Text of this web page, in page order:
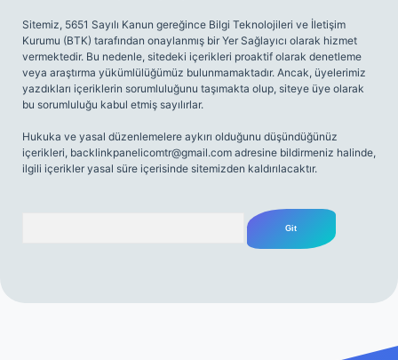
Sitemiz, 5651 Sayılı Kanun gereğince Bilgi Teknolojileri ve İletişim
Kurumu (BTK) tarafından onaylanmış bir Yer Sağlayıcı olarak hizmet
vermektedir. Bu nedenle, sitedeki içerikleri proaktif olarak denetleme
veya araştırma yükümlülüğümüz bulunmamaktadır. Ancak, üyelerimiz
yazdıkları içeriklerin sorumluluğunu taşımakta olup, siteye üye olarak
bu sorumluluğu kabul etmiş sayılırlar.
Hukuka ve yasal düzenlemelere aykırı olduğunu düşündüğünüz
içerikleri, backlinkpanelicomtr@gmail.com adresine bildirmeniz halinde,
ilgili içerikler yasal süre içerisinde sitemizden kaldırılacaktır.